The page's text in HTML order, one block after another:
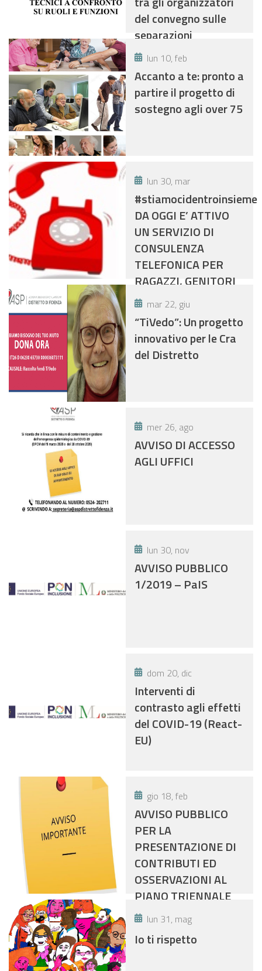
del convegno sulle
separazioni
conflittuali
lun 10, feb
Accanto a te: pronto a
partire il progetto di
sostegno agli over 75
lun 30, mar
#stiamocidentroinsieme
DA OGGI E’ ATTIVO
UN SERVIZIO DI
CONSULENZA
TELEFONICA PER
RAGAZZI, GENITORI
E INSEGNANTI.
mar 22, giu
“TiVedo”: Un progetto
innovativo per le Cra
del Distretto
mer 26, ago
AVVISO DI ACCESSO
AGLI UFFICI
lun 30, nov
AVVISO PUBBLICO
1/2019 – PaIS
dom 20, dic
Interventi di
contrasto agli effetti
del COVID-19 (React-
EU)
gio 18, feb
AVVISO PUBBLICO
PER LA
PRESENTAZIONE DI
CONTRIBUTI ED
OSSERVAZIONI AL
PIANO TRIENNALE
DI PREVENZIONE
DELLA CORRUZIONE
DELL’ASP
lun 31, mag
Io ti rispetto